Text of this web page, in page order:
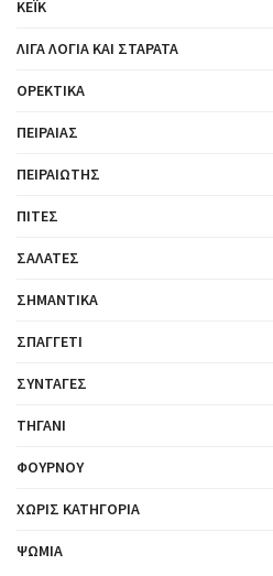
ΚΈΙΚ
ΛΊΓΑ ΛΌΓΙΑ ΚΑΙ ΣΤΑΡΆΤΑ
ΟΡΕΚΤΙΚΆ
ΠΕΙΡΑΙΆΣ
ΠΕΙΡΑΙΏΤΗΣ
ΠΊΤΕΣ
ΣΑΛΆΤΕΣ
ΣΗΜΑΝΤΙΚΆ
ΣΠΑΓΓΈΤΙ
ΣΥΝΤΑΓΈΣ
ΤΗΓΆΝΙ
ΦΟΎΡΝΟΥ
ΧΩΡΊΣ ΚΑΤΗΓΟΡΊΑ
ΨΩΜΙΆ